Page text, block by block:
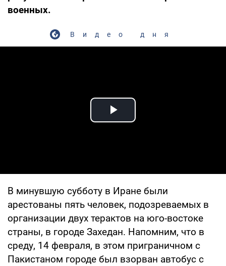
военных.
Видео дня
Play Video
В минувшую субботу в Иране были
арестованы пять человек, подозреваемых в
организации двух терактов на юго-востоке
страны, в городе Захедан. Напомним, что в
среду, 14 февраля, в этом приграничном с
Пакистаном городе был взорван автобус с